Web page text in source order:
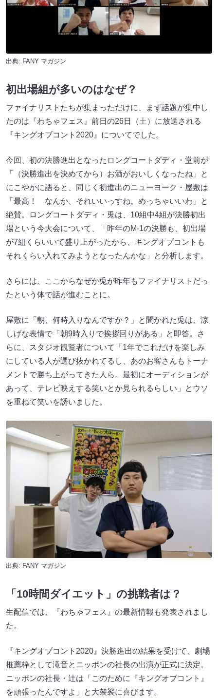
出典: FANY マガジン
初出場組が多いのはなぜ？
ファイナリストたちが集まっただけに、まず話題が集中し
たのは『わちゃフェス』前日の26日（土）に放送される
『キングオブコント2020』についてでした。
今回、初の決勝進出となったロングコートダディ・堂前が
「（決勝進出を決めてから）お酒がおいしくなったね」と
にこやかに語ると、同じく初進出のニューヨーク・屋敷は
「最高！ なんか、それいいっすね。めっちゃいいわ」と
絶賛。ロングコートダディ・兎は、10組中4組が決勝初出
場という今大会について、「昨年のM-1の決勝も、初出場
が7組くらいいて盛り上がったから、キングオブコントも
それくらい入れてみようとなったんかな」と分析します。
さらには、ここからなぜか兎が昨年もファイナリストだっ
たという体で話が進むことに。
屋敷に「朝、何時入りなんですか？」と聞かれた兎は、涼
しげな表情で「朝9時入りで挨拶回りがある」と即答。さ
らに、スタジオ観覧者について「1年でこれだけを楽しみ
にしている人が選び抜かれてるし、あのお客さんもトーナ
メントで勝ち上がってきた人ら。最初にオーディションが
あって、テレビ映えする笑いとか見られるらしい」とウソ
を重ねて笑いを誘いました。
出典: FANY マガジン
「10時間ダイエット」の挑戦者は？
生配信では、『わちゃフェス』の最新情報も発表されまし
た。
『キングオブコント2020』決勝進出の結果を受けて、劇場
推薦枠として滝音とニッポンの社長の出演が正式に決定。
ニッポンの社長・辻は「このために『キングオブコント』
を頑張ったんですよ」と大袈裟に喜びます。